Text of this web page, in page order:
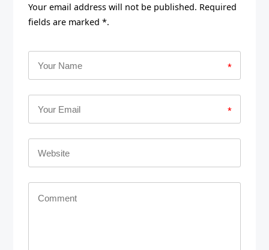
Your email address will not be published. Required
fields are marked *.
*
*